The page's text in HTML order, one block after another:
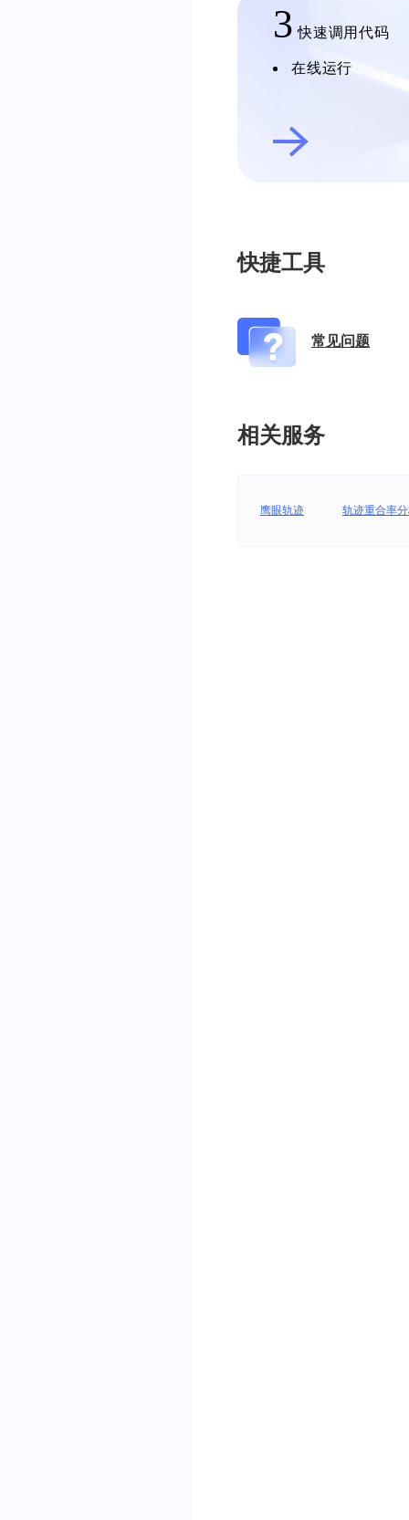
3 快速调用代码
在线运行
快捷工具
常见问题
相关服务
鹰眼轨迹 轨迹重合率